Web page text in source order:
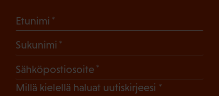
Etunimi
Sukunimi
Sähköpostiosoite
Millä kielellä haluat uutiskirjeesi (Pakollinen)